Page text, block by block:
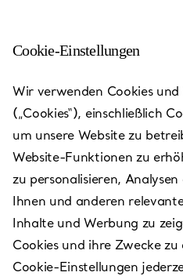
Paramus -
Plaza
Heute bis 19:00 geöffnet
Cookie-Einstellungen
Wir verwenden Cookies
(„Cookies“), einschließlich
um unsere Website zu
Website-Funktionen zu
zu personalisieren,
Ihnen und anderen
Inhalte und Werbung zu
Cookies und ihre Zwecke
Cookie-Einstellungen